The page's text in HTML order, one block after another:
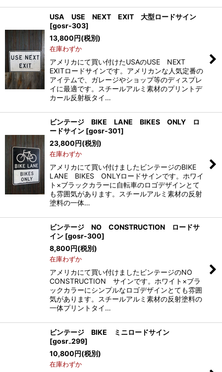
USA USE NEXT EXIT 大型ロードサイン
[gosr-303]
13,800円(税別)
在庫わずか
アメリカにて買い付けたUSAのUSE NEXT
EXITロードサインです。アメリカンな人気定番の
アイテムで、ガレージやショップ等のディスプレ
イに最適です。スチールアルミ素材のプリントデ
カール反射板タイ…
ビンテージ BIKE LANE BIKES ONLY ロ
ードサイン [gosr-301]
23,800円(税別)
在庫わずか
アメリカにて買い付けましたビンテージのBIKE
LANE BIKES ONLYロードサインです。ホワイ
ト×ブラックカラーに自転車のロゴデザインとて
も雰囲気があります。スチールアルミ素材の反射
塗料の一体…
ビンテージ NO CONSTRUCTION ロードサ
イン [gosr-300]
8,800円(税別)
在庫わずか
アメリカにて買い付けましたビンテージのNO
CONSTRUCTION サインです。ホワイト×ブラ
ックカラーにシンプルなロゴデザインとても雰囲
気があります。スチールアルミ素材の反射塗料の
一体プリントタイ…
ビンテージ BIKE ミニロードサイン
[gosr₋299]
10,800円(税別)
在庫わずか